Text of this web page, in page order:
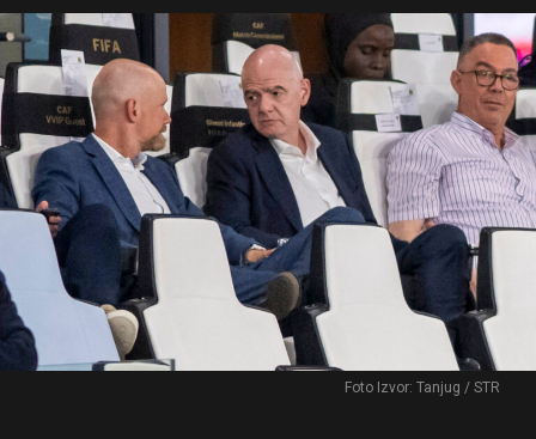
Foto Izvor: Tanjug / STR